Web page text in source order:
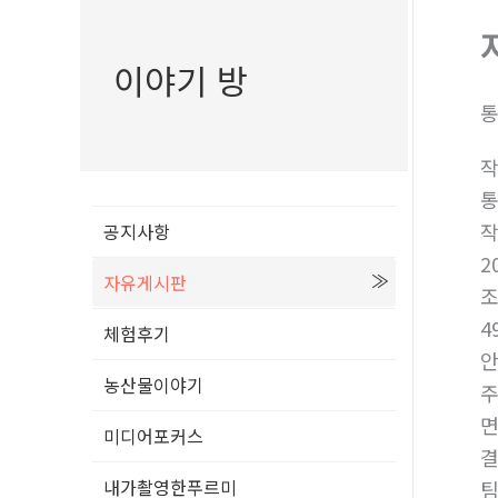
이야기 방
공지사항
자유게시판
체험후기
농산물이야기
미디어포커스
내가촬영한푸르미